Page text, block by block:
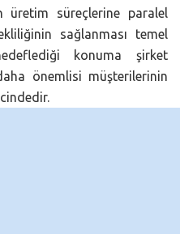
üretim süreçlerine paralel
sağlanması temel
konuma şirket
önemlisi müşterilerinin